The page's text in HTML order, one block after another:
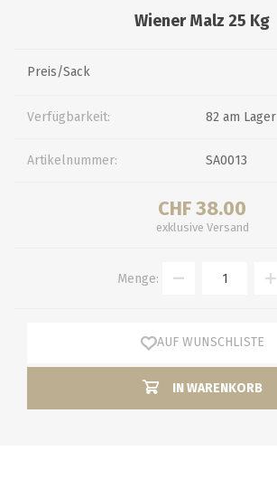
Wiener Malz 25 Kg
Preis/Sack
Verfügbarkeit: 82 am Lager
Artikelnummer: SA0013
CHF 38.00
exklusive Versand
Menge:
AUF WUNSCHLISTE
IN WARENKORB